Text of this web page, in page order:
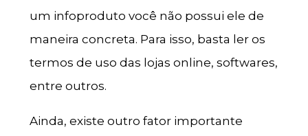
um infoproduto você não possui ele de
maneira concreta. Para isso, basta ler os
termos de uso das lojas online, softwares,
entre outros.
Ainda, existe outro fator importante